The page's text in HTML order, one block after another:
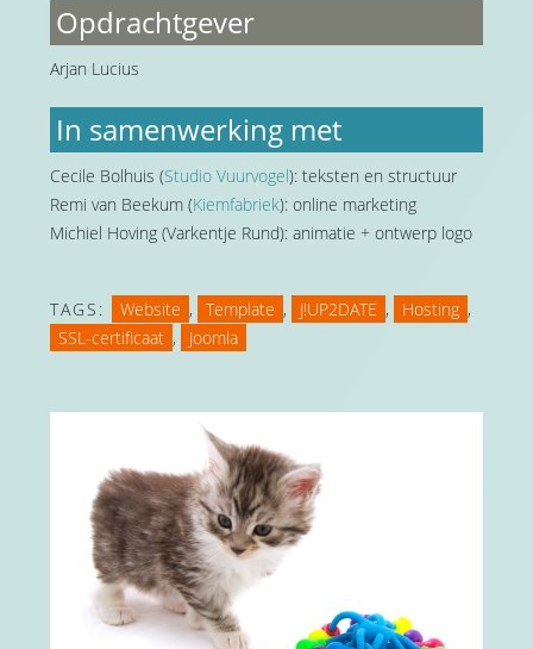
Opdrachtgever
Arjan Lucius
In samenwerking met
Cecile Bolhuis (Studio Vuurvogel): teksten en structuur
Remi van Beekum (Kiemfabriek): online marketing
Michiel Hoving (Varkentje Rund): animatie + ontwerp logo
TAGS: Website , Template , J!UP2DATE , Hosting ,
SSL-certificaat , Joomla